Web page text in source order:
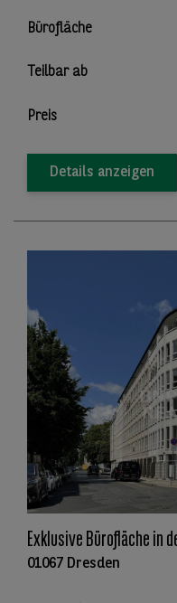
Bürofläche
Teilbar ab
Preis
Details anzeigen
Exklusive Bürofläche in
01067 Dresden